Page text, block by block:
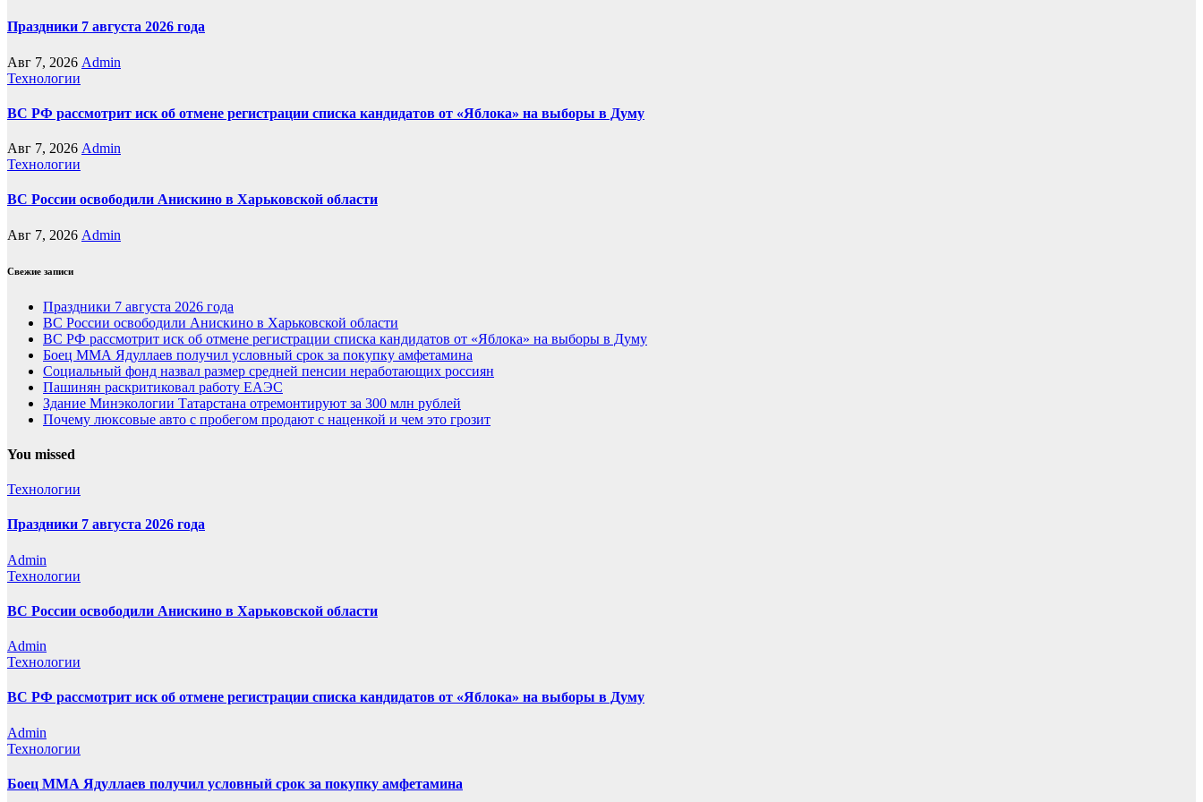
Праздники 7 августа 2026 года
Авг 7, 2026 Admin
Технологии
ВС РФ рассмотрит иск об отмене регистрации списка кандидатов от «Яблока» на выборы в Думу
Авг 7, 2026 Admin
Технологии
ВС России освободили Анискино в Харьковской области
Авг 7, 2026 Admin
Свежие записи
Праздники 7 августа 2026 года
ВС России освободили Анискино в Харьковской области
ВС РФ рассмотрит иск об отмене регистрации списка кандидатов от «Яблока» на выборы в Думу
Боец ММА Ядуллаев получил условный срок за покупку амфетамина
Социальный фонд назвал размер средней пенсии неработающих россиян
Пашинян раскритиковал работу ЕАЭС
Здание Минэкологии Татарстана отремонтируют за 300 млн рублей
Почему люксовые авто с пробегом продают с наценкой и чем это грозит
You missed
Технологии
Праздники 7 августа 2026 года
Admin
Технологии
ВС России освободили Анискино в Харьковской области
Admin
Технологии
ВС РФ рассмотрит иск об отмене регистрации списка кандидатов от «Яблока» на выборы в Думу
Admin
Технологии
Боец ММА Ядуллаев получил условный срок за покупку амфетамина